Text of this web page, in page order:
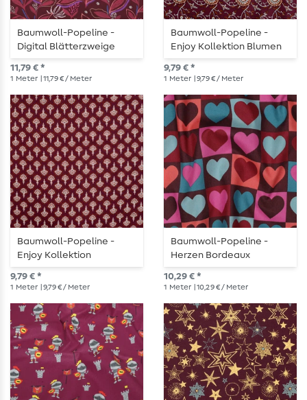
Baumwoll-Popeline -
Digital Blätterzweige
Bordeauxrot
11,79 € *
1 Meter | 11,79 € / Meter
Baumwoll-Popeline -
Enjoy Kollektion Blumen
Weinrot
9,79 € *
1 Meter | 9,79 € / Meter
Baumwoll-Popeline -
Enjoy Kollektion
Ornamente Weinrot
9,79 € *
1 Meter | 9,79 € / Meter
Baumwoll-Popeline -
Herzen Bordeaux
10,29 € *
1 Meter | 10,29 € / Meter